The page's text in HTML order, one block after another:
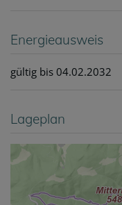
Energieausweis
gültig bis 04.02.2032
Lageplan